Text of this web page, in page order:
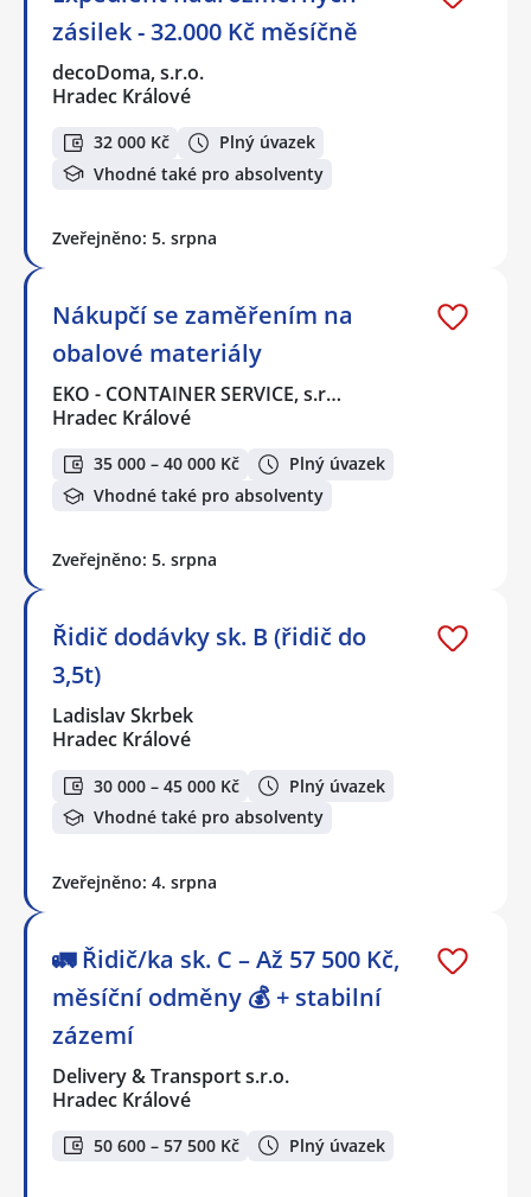
zásilek - 32.000 Kč měsíčně
decoDoma, s.r.o.
Hradec Králové
32 000 Kč
Plný úvazek
Vhodné také pro absolventy
Zveřejněno: 5. srpna
Nákupčí se zaměřením na
obalové materiály
EKO - CONTAINER SERVICE, s.r…
Hradec Králové
35 000 – 40 000 Kč
Plný úvazek
Vhodné také pro absolventy
Zveřejněno: 5. srpna
Řidič dodávky sk. B (řidič do
3,5t)
Ladislav Skrbek
Hradec Králové
30 000 – 45 000 Kč
Plný úvazek
Vhodné také pro absolventy
Zveřejněno: 4. srpna
🚛 Řidič/ka sk. C – Až 57 500 Kč,
měsíční odměny 💰 + stabilní
zázemí
Delivery & Transport s.r.o.
Hradec Králové
50 600 – 57 500 Kč Plný úvazek